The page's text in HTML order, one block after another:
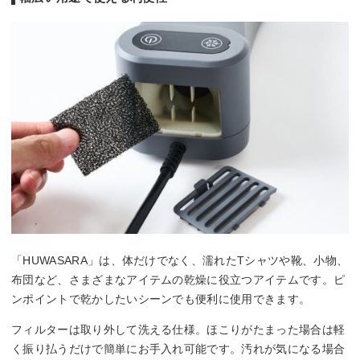
「HUWASARA」は、体だけでなく、濡れたTシャツや靴、小物、
布団など、さまざまなアイテムの乾燥に役立つアイテムです。ピ
ンポイントで乾かしたいシーンでも便利に使用できます。
フィルターは取り外して洗える仕様。ほこりがたまった場合は軽
く振り払うだけで簡単にお手入れ可能です。汚れが気になる場合